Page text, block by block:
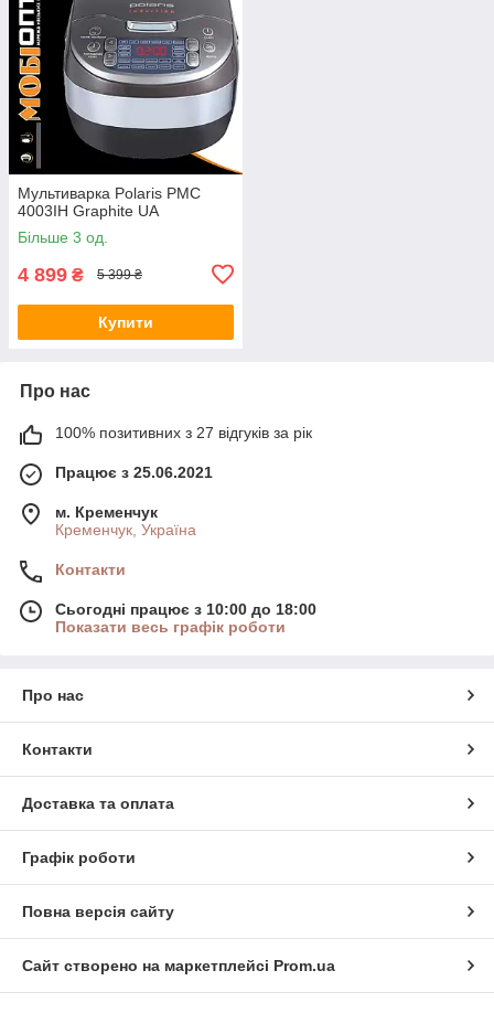
Мультиварка Polaris PMC
4003IH Graphite UA
Більше 3 од.
4 899 ₴ 5 399 ₴
Купити
Про нас
100% позитивних з 27 відгуків за рік
Працює з 25.06.2021
м. Кременчук
Кременчук, Україна
Контакти
Сьогодні працює з 10:00 до 18:00
Показати весь графік роботи
Про нас
Контакти
Доставка та оплата
Графік роботи
Повна версія сайту
Сайт створено на маркетплейсі Prom.ua